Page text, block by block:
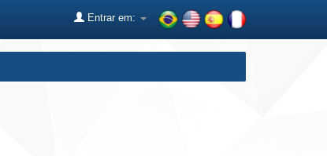
Entrar em: